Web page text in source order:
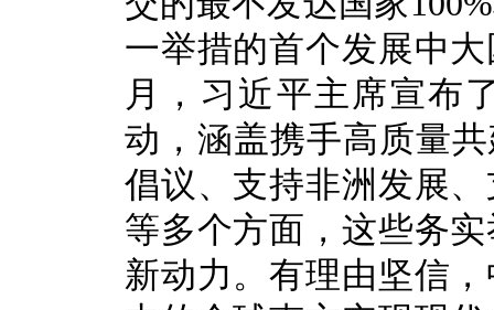
一举措的首个发展中
月，习近平主席宣布
动，涵盖携手高质量
倡议、支持非洲发展
等多个方面，这些务
新动力。有理由坚信